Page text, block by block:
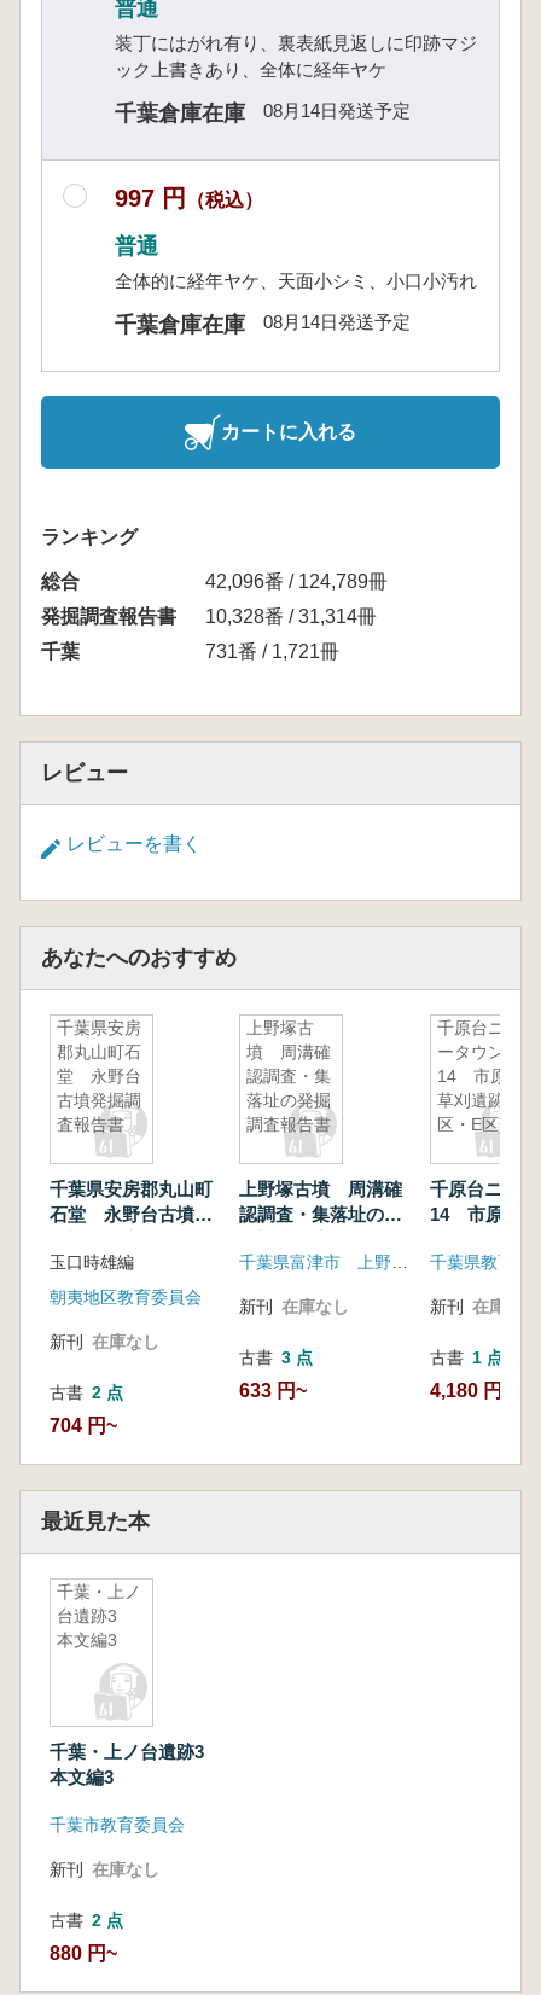
普通
装丁にはがれ有り、裏表紙見返しに印跡マジ
ック上書きあり、全体に経年ヤケ
千葉倉庫在庫 08月14日発送予定
997 円 （税込）
普通
全体的に経年ヤケ、天面小シミ、小口小汚れ
千葉倉庫在庫 08月14日発送予定
カートに入れる
ランキング
総合
42,096番 / 124,789冊
発掘調査報告書
10,328番 / 31,314冊
千葉
731番 / 1,721冊
レビュー
レビューを書く
あなたへのおすすめ
千葉県安房
郡丸山町石
堂 永野台
古墳発掘調
査報告書
千葉県安房郡丸山町
石堂 永野台古墳発
玉口時雄編
朝夷地区教育委員会
新刊 在庫なし
古書 2 点
704 円~
上野塚古
墳 周溝確
認調査・集
落址の発掘
調査報告書
上野塚古墳 周溝確
認調査・集落址の発
新刊 在庫なし
古書 3 点
633 円~
千原台ニュ
ータウン
14 市原市
草刈遺跡(D
区・E区)
千原台ニュ
14 市原市草
千葉県教育振
新刊 在庫なし
古書 1 点
4,180 円
最近見た本
千葉・上ノ
台遺跡3
本文編3
千葉・上ノ台遺跡3
本文編3
千葉市教育委員会
新刊 在庫なし
古書 2 点
880 円~